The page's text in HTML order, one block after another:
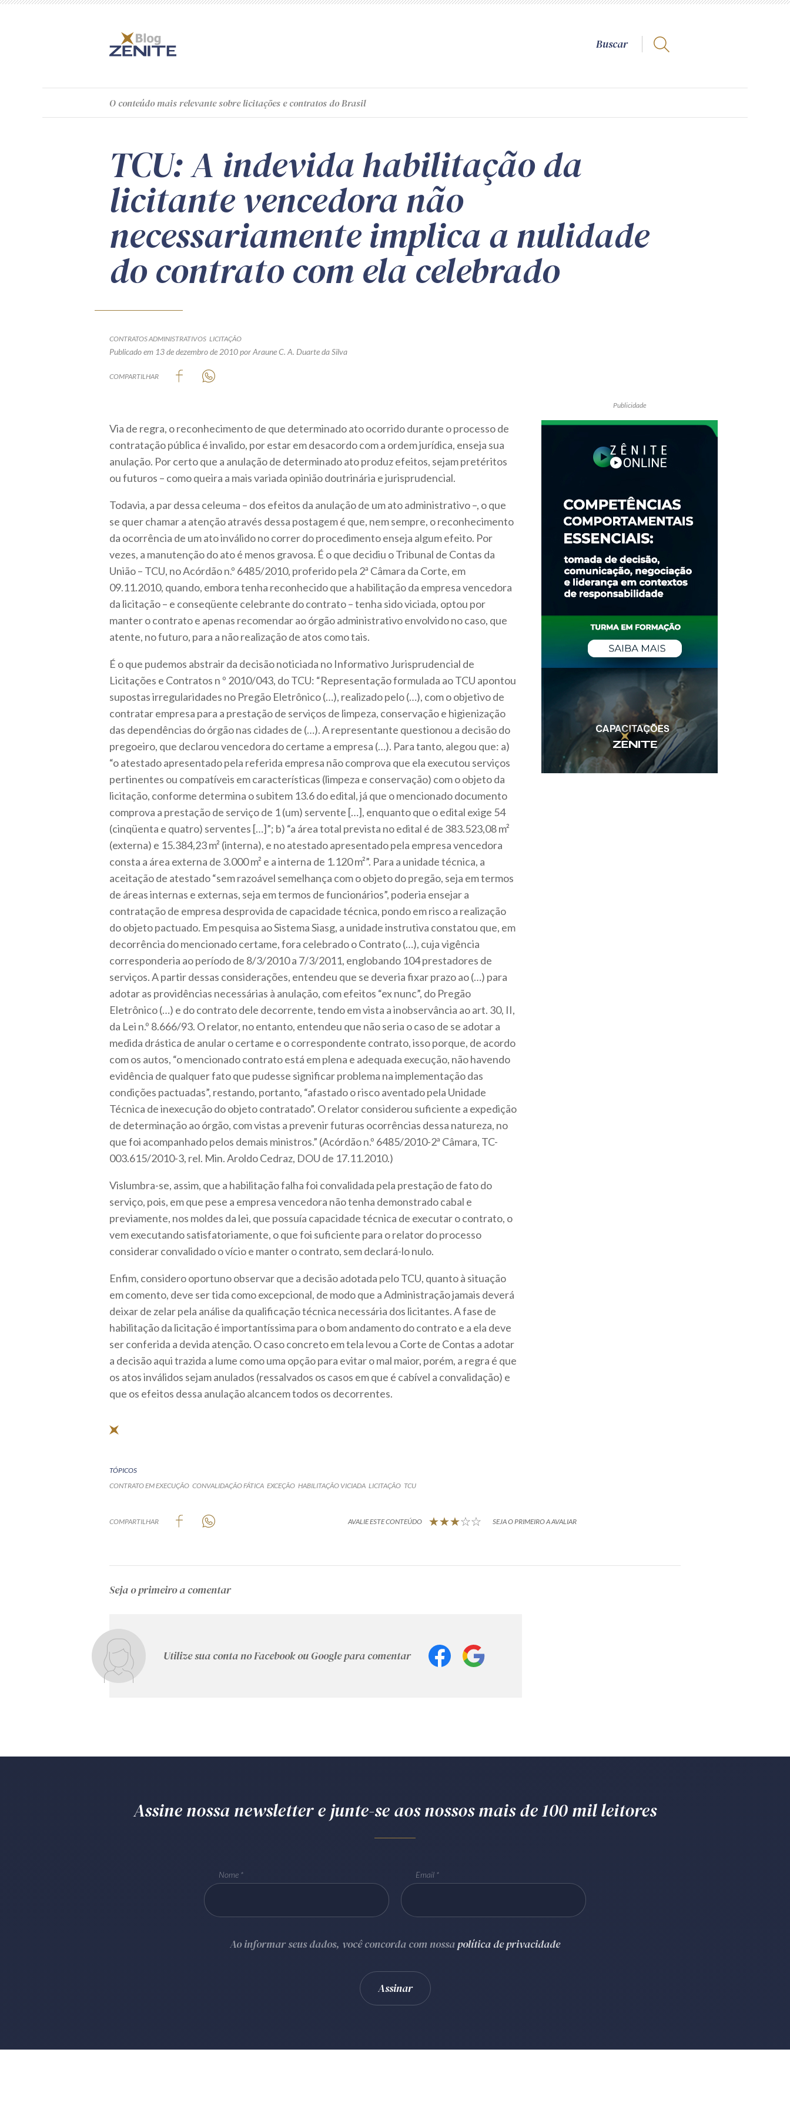
O conteúdomais relevante sobre licitações e contratos do Brasil
TCU: A indevida habilitação da
licitante vencedora não
necessariamente implica a nulidade
do contrato com ela celebrado
CONTRATOS ADMINISTRATIVOS LICITAÇÃO
Publicado em 13 de dezembro de 2010por Araune C. A. Duarte da Silva
COMPARTILHAR
Via de regra, o reconhecimento de que determinado ato ocorrido durante o processo de
contratação pública é invalido, por estar em desacordo com a ordem jurídica, enseja sua
anulação. Por certo que a anulação de determinado ato produz efeitos, sejam pretéritos
ou futuros – como queira a mais variada opinião doutrinária e jurisprudencial.
Todavia, a par dessa celeuma – dos efeitos da anulação de um ato administrativo –, o que
se quer chamar a atenção através dessa postagem é que, nem sempre, o reconhecimento
da ocorrência de um ato inválido no correr do procedimento enseja algum efeito. Por
vezes, a manutenção do ato é menos gravosa. É o que decidiu o Tribunal de Contas da
União – TCU, no Acórdão n.º 6485/2010, proferido pela 2ª Câmara da Corte, em
09.11.2010, quando, embora tenha reconhecido que a habilitação da empresa vencedora
da licitação – e conseqüente celebrante do contrato – tenha sido viciada, optou por
manter o contrato e apenas recomendar ao órgão administrativo envolvido no caso, que
atente, no futuro, para a não realização de atos como tais.
É o que pudemos abstrair da decisão noticiada no Informativo Jurisprudencial de
Licitações e Contratos n º 2010/043, do TCU: “Representação formulada ao TCU apontou
supostas irregularidades no Pregão Eletrônico (…), realizado pelo (…), com o objetivo de
contratar empresa para a prestação de serviços de limpeza, conservação e higienização
das dependências do órgão nas cidades de (…). A representante questionou a decisão do
pregoeiro, que declarou vencedora do certame a empresa (…). Para tanto, alegou que: a)
“o atestado apresentado pela referida empresa não comprova que ela executou serviços
pertinentes ou compatíveis em características (limpeza e conservação) com o objeto da
licitação, conforme determina o subitem 13.6 do edital, já que o mencionado documento
comprova a prestação de serviço de 1 (um) servente […], enquanto que o edital exige 54
(cinqüenta e quatro) serventes […]”; b) “a área total prevista no edital é de 383.523,08 m²
(externa) e 15.384,23 m² (interna), e no atestado apresentado pela empresa vencedora
consta a área externa de 3.000 m² e a interna de 1.120 m²”. Para a unidade técnica, a
aceitação de atestado “sem razoável semelhança com o objeto do pregão, seja em termos
de áreas internas e externas, seja em termos de funcionários”, poderia ensejar a
contratação de empresa desprovida de capacidade técnica, pondo em risco a realização
do objeto pactuado. Em pesquisa ao Sistema Siasg, a unidade instrutiva constatou que, em
decorrência do mencionado certame, fora celebrado o Contrato (…), cuja vigência
corresponderia ao período de 8/3/2010 a 7/3/2011, englobando 104 prestadores de
serviços. A partir dessas considerações, entendeu que se deveria fixar prazo ao (…) para
adotar as providências necessárias à anulação, com efeitos “ex nunc”, do Pregão
Eletrônico (…) e do contrato dele decorrente, tendo em vista a inobservância ao art. 30, II,
da Lei n.º 8.666/93. O relator, no entanto, entendeu que não seria o caso de se adotar a
medida drástica de anular o certame e o correspondente contrato, isso porque, de acordo
com os autos, “o mencionado contrato está em plena e adequada execução, não havendo
evidência de qualquer fato que pudesse significar problema na implementação das
condições pactuadas”, restando, portanto, “afastado o risco aventado pela Unidade
Técnica de inexecução do objeto contratado”. O relator considerou suficiente a expedição
de determinação ao órgão, com vistas a prevenir futuras ocorrências dessa natureza, no
que foi acompanhado pelos demais ministros.” (Acórdão n.º 6485/2010-2ª Câmara, TC-
003.615/2010-3, rel. Min. Aroldo Cedraz, DOU de 17.11.2010.)
Vislumbra-se, assim, que a habilitação falha foi convalidada pela prestação de fato do
serviço, pois, em que pese a empresa vencedora não tenha demonstrado cabal e
previamente, nos moldes da lei, que possuía capacidade técnica de executar o contrato, o
vem executando satisfatoriamente, o que foi suficiente para o relator do processo
considerar convalidado o vício e manter o contrato, sem declará-lo nulo.
Enfim, considero oportuno observar que a decisão adotada pelo TCU, quanto à situação
em comento, deve ser tida como excepcional, de modo que a Administração jamais deverá
deixar de zelar pela análise da qualificação técnica necessária dos licitantes. A fase de
habilitação da licitação é importantíssima para o bom andamento do contrato e a ela deve
ser conferida a devida atenção. O caso concreto em tela levou a Corte de Contas a adotar
a decisão aqui trazida a lume como uma opção para evitar o mal maior, porém, a regra é que
os atos inválidos sejam anulados (ressalvados os casos em que é cabível a convalidação) e
que os efeitos dessa anulação alcancem todos os decorrentes.
Publicidade
TÓPICOS
CONTRATO EM EXECUÇÃO CONVALIDAÇÃO FÁTICA EXCEÇÃO HABILITAÇÃO VICIADA LICITAÇÃO TCU
COMPARTILHAR AVALIE ESTE CONTEÚDO SEJA O PRIMEIRO A AVALIAR
Seja o primeiro a comentar
Utilize sua conta no Facebook ou Google para comentar
Assine nossa newsletter e junte-se aos nossos mais de 100 mil leitores
Nome Email
Ao informar seus dados, você concorda com nossapolítica de privacidade